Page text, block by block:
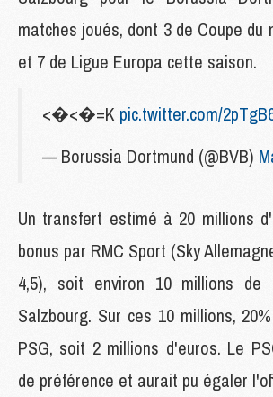
matches joués, dont 3 de Coupe du
et 7 de Ligue Europa cette saison.
<�<�=K pic.twitter.com/
— Borussia Dortmund (@BVB)
Un transfert estimé à 20 millions
bonus par RMC Sport (Sky
4,5), soit environ 10 millions de
Salzbourg. Sur ces 10 millions,
PSG, soit 2 millions d'euros. Le
de préférence et aurait pu égaler